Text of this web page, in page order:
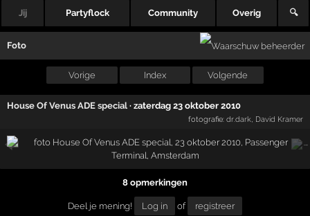
Jij Partyflock Community Overig 🔍
Foto
Vorige Index Volgende
House Of Venus ADE special ·zaterdag 23 oktober 2010
fotografie: dr.dark, David Kramer
8 opmerkingen
Deel je mening! Log in of registreer